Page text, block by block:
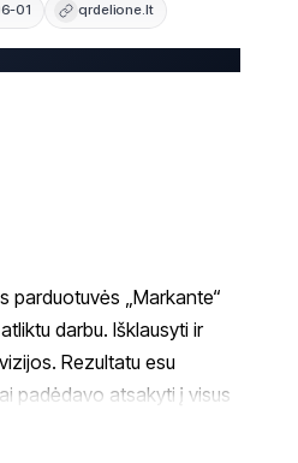
kokiems nors
sulauksime
01 qrdelione.lt
parduotuvės „Markante“
darbu. Išklausyti ir
Rezultatu esu
padėdavo atsakyti į visus